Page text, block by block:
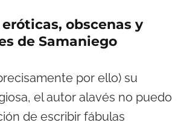
obscenas y
de Samaniego
por ello) su
el autor alavés no puedo
de escribir fábulas